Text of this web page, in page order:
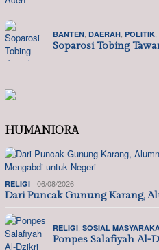
BANTEN, DAERAH, POLITIK,
Soparosi Tobing
HUMANIORA
RELIGI 06/08/2026
Dari Puncak Gunung Karang,
RELIGI SOSIAL
Ponpes Salafiyah Al-